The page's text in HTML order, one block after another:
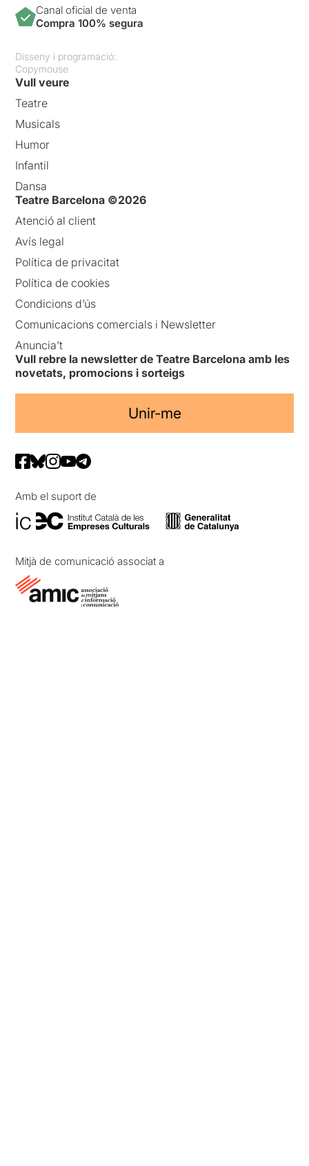
Canal oficial de venta
Compra 100% segura
Disseny i programació:
Copymouse
Vull veure
Teatre
Musicals
Humor
Infantil
Dansa
Teatre Barcelona ©2026
Atenció al client
Avís legal
Política de privacitat
Política de cookies
Condicions d’ús
Comunicacions comercials i Newsletter
Anuncia’t
Vull rebre la newsletter de Teatre Barcelona amb les
novetats, promocions i sorteigs
Unir-me
Amb el suport de
Mitjà de comunicació associat a